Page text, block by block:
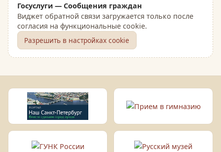
Госуслуги — Сообщения граждан
Виджет обратной связи загружается только после
согласия на функциональные cookie.
Разрешить в настройках cookie